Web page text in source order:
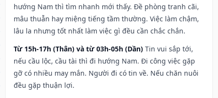
hướng Nam thì tìm nhanh mới thấy. Đề phòng tranh cãi,
mâu thuẫn hay miệng tiếng tầm thường. Việc làm chậm,
lâu la nhưng tốt nhất làm việc gì đều cần chắc chắn.
Từ 15h-17h (Thân) và từ 03h-05h (Dần) Tin vui sắp tới,
nếu cầu lộc, cầu tài thì đi hướng Nam. Đi công việc gặp
gỡ có nhiều may mắn. Người đi có tin về. Nếu chăn nuôi
đều gặp thuận lợi.